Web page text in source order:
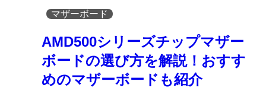
マザーボード
AMD500シリーズチップマザー
ボードの選び方を解説！おすす
めのマザーボードも紹介